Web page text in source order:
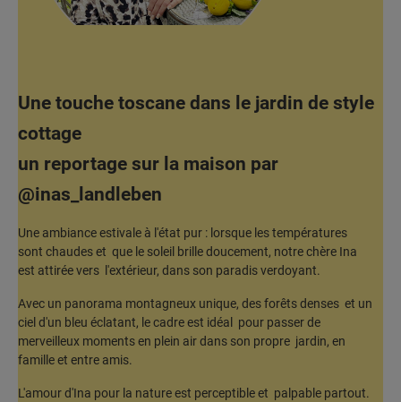
Une touche toscane dans le jardin de style
cottage
un reportage sur la maison par
@inas_landleben
Une ambiance estivale à l'état pur : lorsque les températures
sont chaudes et que le soleil brille doucement, notre chère Ina
est attirée vers l'extérieur, dans son paradis verdoyant.
Avec un panorama montagneux unique, des forêts denses et un
ciel d'un bleu éclatant, le cadre est idéal pour passer de
merveilleux moments en plein air dans son propre jardin, en
famille et entre amis.
L'amour d'Ina pour la nature est perceptible et palpable partout.